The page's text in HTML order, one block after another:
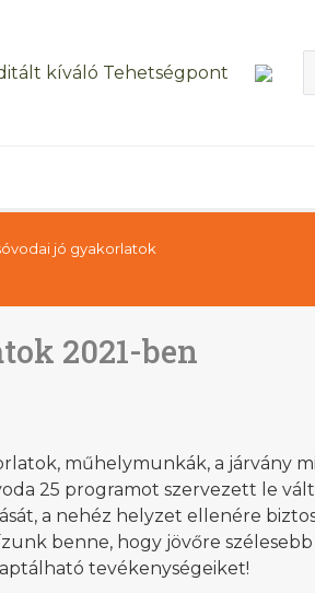
jó gyakorlatok
2021-ben
műhelymunkák, a járvány
25 programot szervezett le
a nehéz helyzet ellenére
benne, hogy jövőre
tevékenységeiket!